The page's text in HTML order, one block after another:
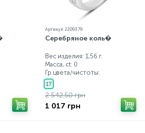
Артикул: 2209379
Серебряное коль�
Вес изделия: 1,56 г.
Масса, ct: 0
Гр.цвета/чистоты:
17
2 542.50 грн
1 017 грн